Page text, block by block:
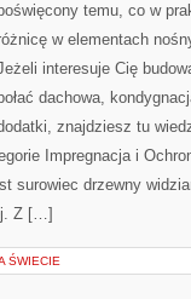
temu, co w
w elementach
interesuje Cię
dachowa,
znajdziesz tu
Impregnacja i
surowiec drzewny
Z […]
ŚWIECIE